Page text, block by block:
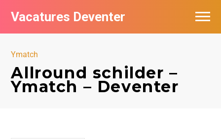
Vacatures Deventer
Ymatch
Allround schilder –
Ymatch – Deventer
Vacatures per bedrijf in Deventer
Nieuwsbrief feed